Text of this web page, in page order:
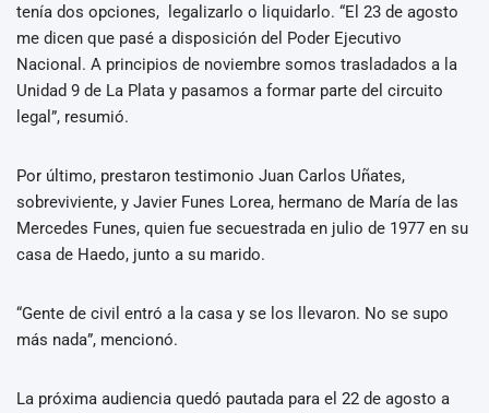
tenía dos opciones, legalizarlo o liquidarlo. “El 23 de agosto
me dicen que pasé a disposición del Poder Ejecutivo
Nacional. A principios de noviembre somos trasladados a la
Unidad 9 de La Plata y pasamos a formar parte del circuito
legal”, resumió.
Por último, prestaron testimonio Juan Carlos Uñates,
sobreviviente, y Javier Funes Lorea, hermano de María de las
Mercedes Funes, quien fue secuestrada en julio de 1977 en su
casa de Haedo, junto a su marido.
“Gente de civil entró a la casa y se los llevaron. No se supo
más nada”, mencionó.
La próxima audiencia quedó pautada para el 22 de agosto a